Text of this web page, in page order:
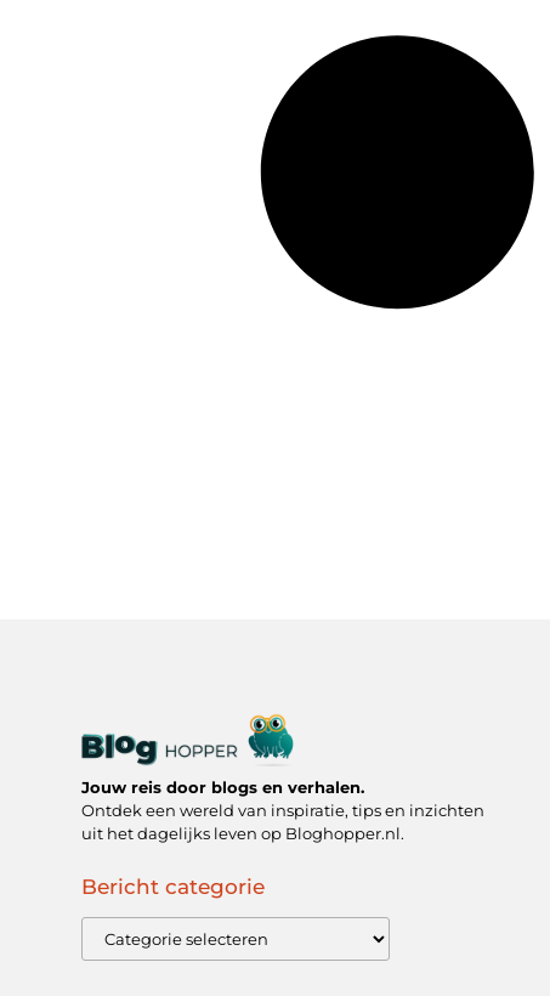
Jouw reis door blogs en verhalen.
Ontdek een wereld van inspiratie, tips en inzichten
uit het dagelijks leven op Bloghopper.nl.
Bericht categorie